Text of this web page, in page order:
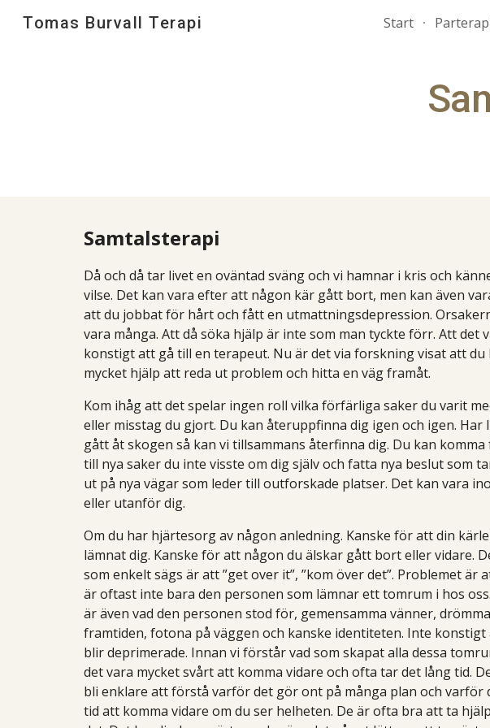
Skip to main content
Tomas Burvall Terapi Start
Samtalsterapi
Då och då tar livet en oväntad sväng och vi hamnar i kris och
vilse. Det kan vara efter att någon kär gått bort, men kan även
att du jobbat för hårt och fått en utmattningsdepression.
vara många. Att då söka hjälp är inte som man tyckte förr. Att det
konstigt att gå till en terapeut. Nu är det via forskning visat att du
mycket hjälp att reda ut problem och hitta en väg framåt.
Kom ihåg att det spelar ingen roll vilka förfärliga saker du varit
eller misstag du gjort. Du kan återuppfinna dig igen och igen. Har
gått åt skogen så kan vi tillsammans återfinna dig. Du kan komma
till nya saker du inte visste om dig själv och fatta nya beslut som
ut på nya vägar som leder till outforskade platser. Det kan vara
eller utanför dig.
Om du har hjärtesorg av någon anledning. Kanske för att din
lämnat dig. Kanske för att någon du älskar gått bort eller vidare.
som enkelt sägs är att ”get over it”, ”kom över det”. Problemet är
är oftast inte bara den personen som lämnar ett tomrum i hos
är även vad den personen stod för, gemensamma vänner,
framtiden, fotona på väggen och kanske identiteten. Inte konstigt
blir deprimerade. Innan vi förstår vad som skapat alla dessa
det vara mycket svårt att komma vidare och ofta tar det lång tid.
bli enklare att förstå varför det gör ont på många plan och varför
tid att komma vidare om du ser helheten. De är ofta bra att ta